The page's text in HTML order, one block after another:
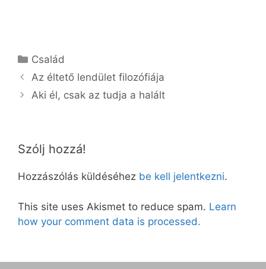
Kategória
Család
Az éltető lendület filozófiája
Aki él, csak az tudja a halált
Szólj hozzá!
Hozzászólás küldéséhez be kell jelentkezni.
This site uses Akismet to reduce spam. Learn
how your comment data is processed.